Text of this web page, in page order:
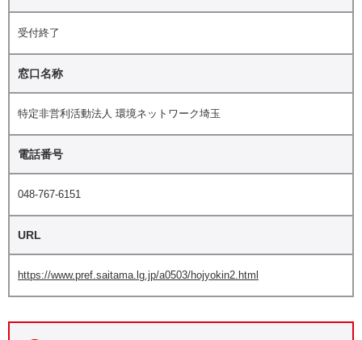
受付終了
窓口名称
特定非営利活動法人 環境ネットワーク埼玉
電話番号
048-767-6151
URL
https://www.pref.saitama.lg.jp/a0503/hojyokin2.html